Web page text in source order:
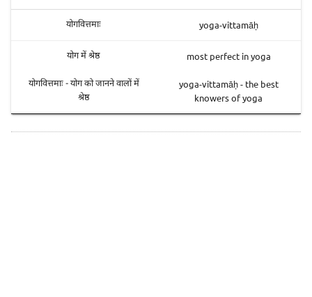
योगवित्तमाः yoga-vittamāḥ
योग में श्रेष्ठ
योगवित्तमाः - योग को जानने वालों में
श्रेष्ठ
most perfect in yoga
yoga-vittamāḥ - the best
knowers of yoga